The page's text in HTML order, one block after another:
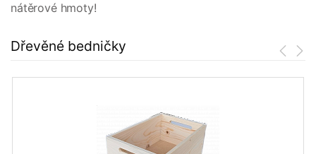
nátěrové hmoty!
Dřevěné bedničky